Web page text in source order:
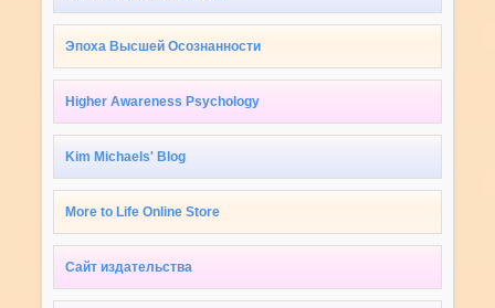
Эпоха Высшей Осознанности
Higher Awareness Psychology
Kim Michaels' Blog
More to Life Online Store
Сайт издательства